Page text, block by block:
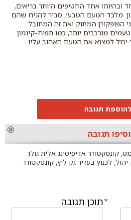
ובהיותו אחד החטיפים היותר בריאים,
מלבד הטעם הטבעי, סביר להניח שהם
הפופקורן המתוק ואת זה המתובל
מורכבים יותר, כמו תפוח-קינמון
למצוא את הטעם האהוב עליו
להוספת תגובה
תגובה
קונסקטורר אדיפיסינג אלית גולר
לכנוץ בעריר גק ליץ, קונסקטורר
תוכן תגובה